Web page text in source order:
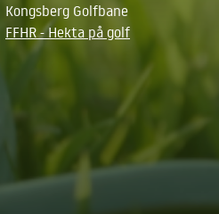
Kongsberg Golfbane
FFHR - Hekta på golf